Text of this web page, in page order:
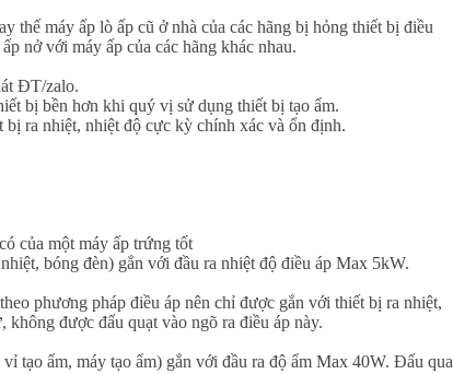
thế máy ấp lò ấp cũ ở nhà của các hãng bị hỏng thiết bị điều
nở với máy ấp của các hãng khác nhau.
ĐT/zalo.
bị bền hơn khi quý vị sử dụng thiết bị tạo ẩm.
ra nhiệt, nhiệt độ cực kỳ chính xác và ổn định.
của một máy ấp trứng tốt
bóng đèn) gắn với đầu ra nhiệt độ điều áp Max 5kW.
phương pháp điều áp nên chỉ được gắn với thiết bị ra nhiệt,
được đấu quạt vào ngõ ra điều áp này.
tạo ẩm, máy tạo ẩm) gắn với đầu ra độ ẩm Max 40W. Đấu qua